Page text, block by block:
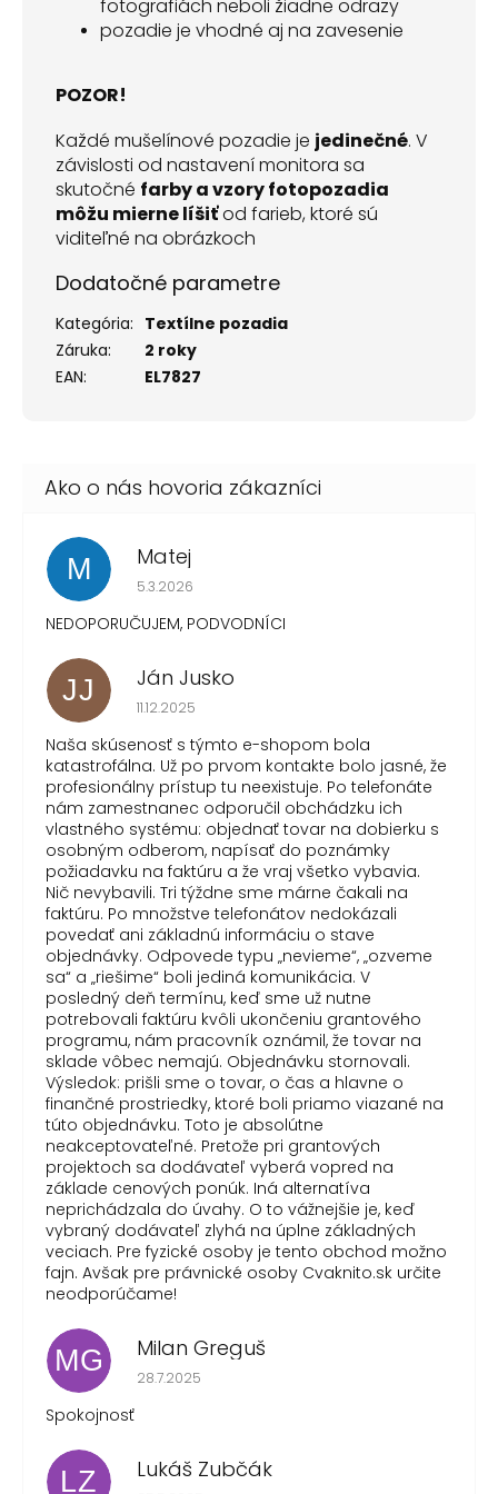
fotografiách neboli žiadne odrazy
pozadie je vhodné aj na zavesenie
POZOR!
Každé mušelínové pozadie je jedinečné. V
závislosti od nastavení monitora sa
skutočné farby a vzory fotopozadia
môžu mierne líšiťod farieb, ktoré sú
viditeľné na obrázkoch
Dodatočné parametre
Kategória: Textílne pozadia
Záruka:
2 roky
EAN: EL7827
M Matej
Hodnotenie obchodu je 1 z 5 hviezdičiek.
5.3.2026
NEDOPORUČUJEM, PODVODNÍCI
JJ Ján Jusko
Hodnotenie obchodu je 1 z 5 hviezdičiek.
11.12.2025
Naša skúsenosť s týmto e-shopom bola
katastrofálna. Už po prvom kontakte bolo jasné, že
profesionálny prístup tu neexistuje. Po telefonáte
nám zamestnanec odporučil obchádzku ich
vlastného systému: objednať tovar na dobierku s
osobným odberom, napísať do poznámky
požiadavku na faktúru a že vraj všetko vybavia.
Nič nevybavili. Tri týždne sme márne čakali na
faktúru. Po množstve telefonátov nedokázali
povedať ani základnú informáciu o stave
objednávky. Odpovede typu „nevieme“, „ozveme
sa“ a „riešime“ boli jediná komunikácia. V
posledný deň termínu, keď sme už nutne
potrebovali faktúru kvôli ukončeniu grantového
programu, nám pracovník oznámil, že tovar na
sklade vôbec nemajú. Objednávku stornovali.
Výsledok: prišli sme o tovar, o čas a hlavne o
finančné prostriedky, ktoré boli priamo viazané na
túto objednávku. Toto je absolútne
neakceptovateľné. Pretože pri grantových
projektoch sa dodávateľ vyberá vopred na
základe cenových ponúk. Iná alternatíva
neprichádzala do úvahy. O to vážnejšie je, keď
vybraný dodávateľ zlyhá na úplne základných
veciach. Pre fyzické osoby je tento obchod možno
fajn. Avšak pre právnické osoby Cvaknito.sk určite
neodporúčame!
MG Milan Greguš
Hodnotenie obchodu je 5 z 5 hviezdičiek.
28.7.2025
Spokojnosť
LZ Lukáš Zubčák